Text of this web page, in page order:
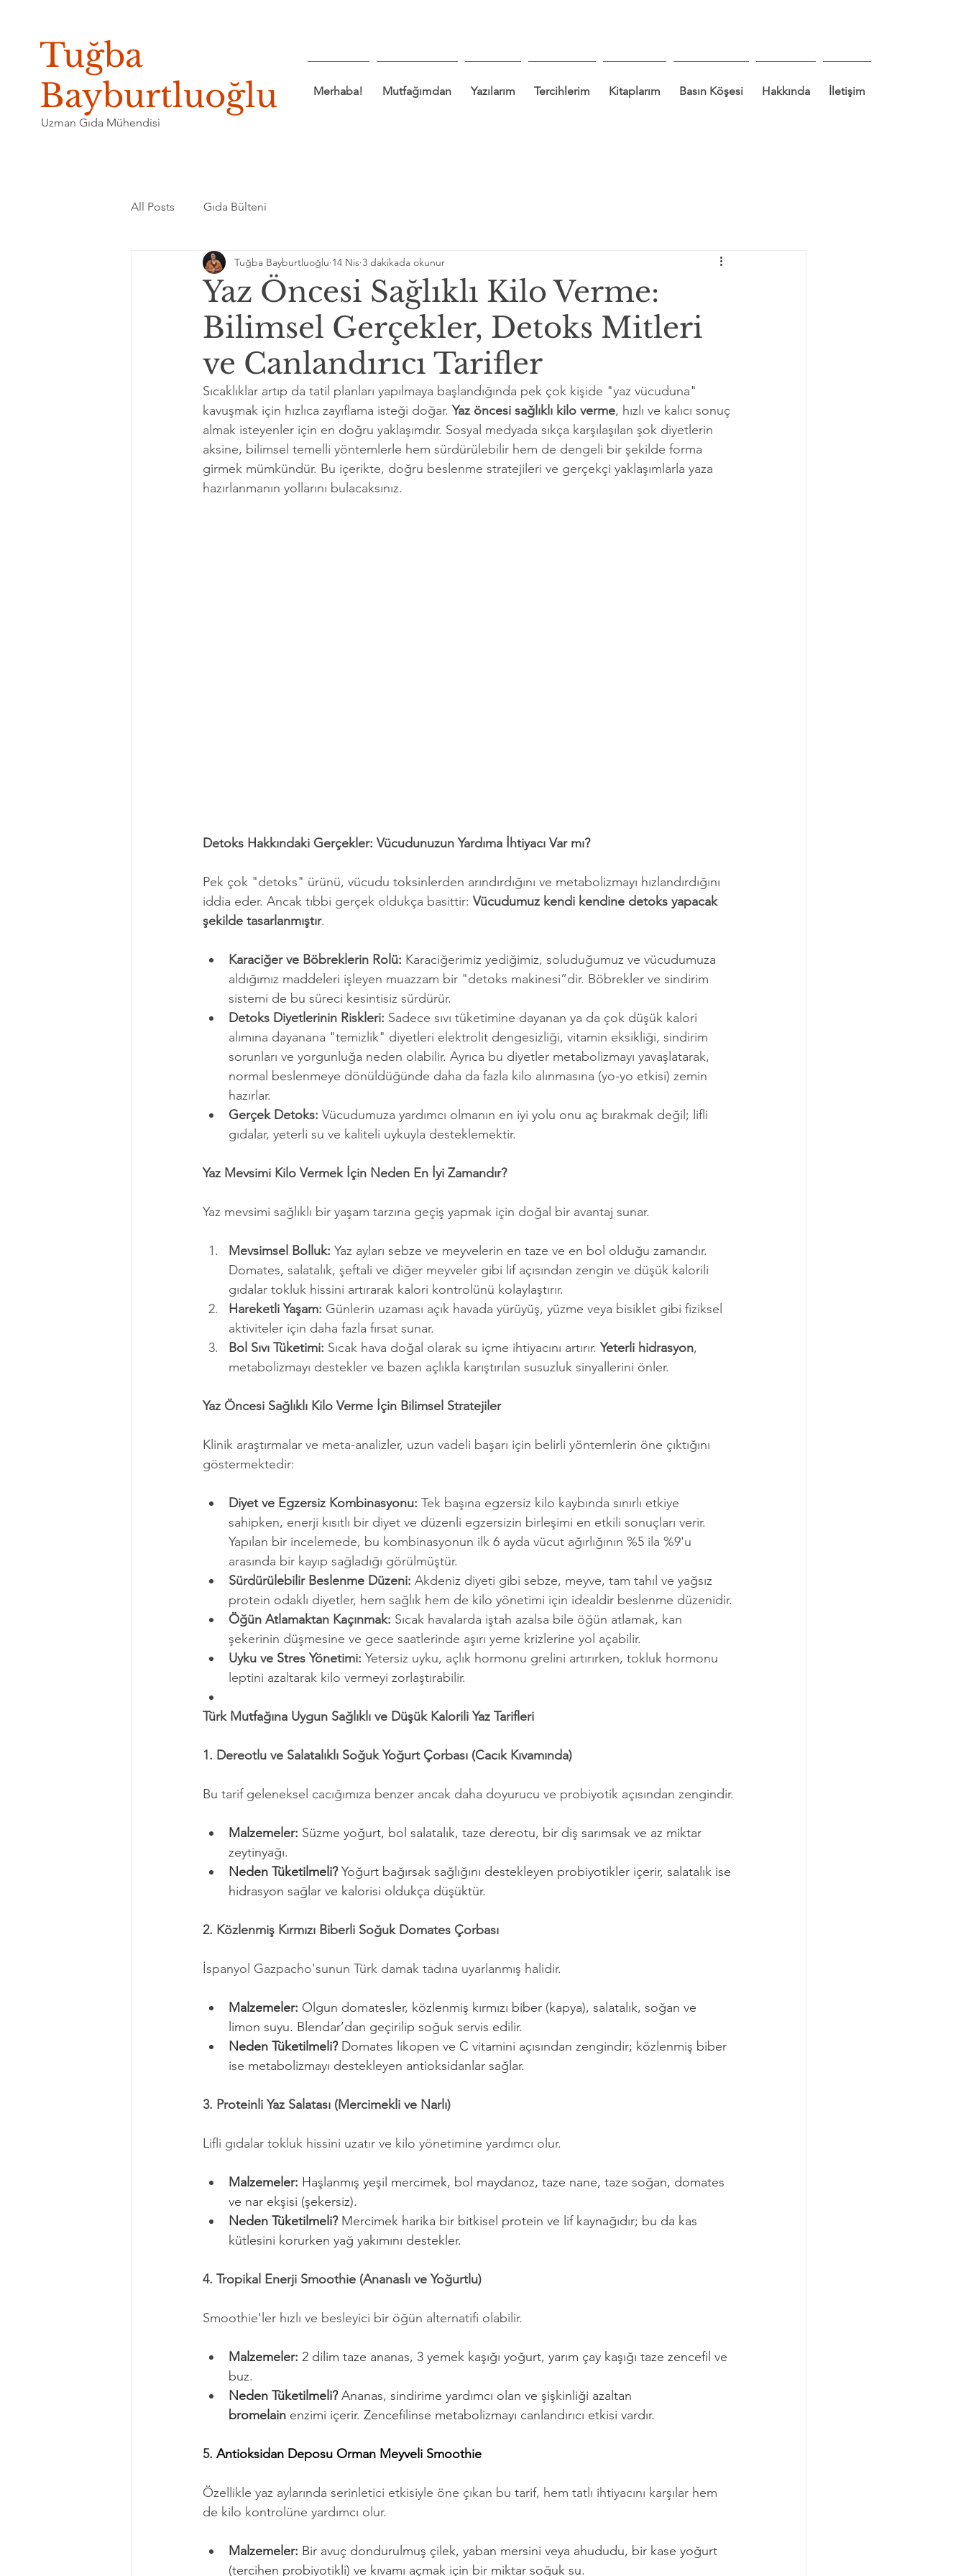
Tuğba
Bayburtluoğlu
Uzman Gıda Mühendisi
Merhaba! Mutfağımdan Yazılarım Tercihlerim Kitaplarım Basın Köşesi Hakkında İletişim
All Posts Gıda Bülteni
Yaz Öncesi Sağlıklı Kilo Verme:
Bilimsel Gerçekler, Detoks Mitleri
ve Canlandırıcı Tarifler
Tuğba Bayburtluoğlu 14 Nis 3 dakikada okunur
Sıcaklıklar artıp da tatil planları yapılmaya başlandığında pek çok kişide "yaz vücuduna"
kavuşmak için hızlıca zayıflama isteği doğar. Yaz öncesi sağlıklı kilo verme, hızlı ve kalıcı sonuç
almak isteyenler için en doğru yaklaşımdır. Sosyal medyada sıkça karşılaşılan şok diyetlerin
aksine, bilimsel temelli yöntemlerle hem sürdürülebilir hem de dengeli bir şekilde forma
girmek mümkündür. Bu içerikte, doğru beslenme stratejileri ve gerçekçi yaklaşımlarla yaza
hazırlanmanın yollarını bulacaksınız.
Detoks Hakkındaki Gerçekler: Vücudunuzun Yardıma İhtiyacı Var mı?
Pek çok "detoks" ürünü, vücudu toksinlerden arındırdığını ve metabolizmayı hızlandırdığını
iddia eder. Ancak tıbbi gerçek oldukça basittir: Vücudumuz kendi kendine detoks yapacak
şekilde tasarlanmıştır.
Karaciğer ve Böbreklerin Rolü: Karaciğerimiz yediğimiz, soluduğumuz ve vücudumuza
aldığımız maddeleri işleyen muazzam bir "detoks makinesi”dir. Böbrekler ve sindirim
sistemi de bu süreci kesintisiz sürdürür.
Detoks Diyetlerinin Riskleri: Sadece sıvı tüketimine dayanan ya da çok düşük kalori
alımına dayanana "temizlik" diyetleri elektrolit dengesizliği, vitamin eksikliği, sindirim
sorunları ve yorgunluğa neden olabilir. Ayrıca bu diyetler metabolizmayı yavaşlatarak,
normal beslenmeye dönüldüğünde daha da fazla kilo alınmasına (yo-yo etkisi) zemin
hazırlar.
Gerçek Detoks: Vücudumuza yardımcı olmanın en iyi yolu onu aç bırakmak değil; lifli
gıdalar, yeterli su ve kaliteli uykuyla desteklemektir.
Yaz Mevsimi Kilo Vermek İçin Neden En İyi Zamandır?
Yaz mevsimi sağlıklı bir yaşam tarzına geçiş yapmak için doğal bir avantaj sunar.
Mevsimsel Bolluk: Yaz ayları sebze ve meyvelerin en taze ve en bol olduğu zamandır.
Domates, salatalık, şeftali ve diğer meyveler gibi lif açısından zengin ve düşük kalorili
gıdalar tokluk hissini artırarak kalori kontrolünü kolaylaştırır.
Hareketli Yaşam: Günlerin uzaması açık havada yürüyüş, yüzme veya bisiklet gibi fiziksel
aktiviteler için daha fazla fırsat sunar.
Bol Sıvı Tüketimi: Sıcak hava doğal olarak su içme ihtiyacını artırır. Yeterli hidrasyon,
metabolizmayı destekler ve bazen açlıkla karıştırılan susuzluk sinyallerini önler.
Yaz Öncesi Sağlıklı Kilo Verme İçin Bilimsel Stratejiler
Klinik araştırmalar ve meta-analizler, uzun vadeli başarı için belirli yöntemlerin öne çıktığını
göstermektedir:
Diyet ve Egzersiz Kombinasyonu: Tek başına egzersiz kilo kaybında sınırlı etkiye
sahipken, enerji kısıtlı bir diyet ve düzenli egzersizin birleşimi en etkili sonuçları verir.
Yapılan bir incelemede, bu kombinasyonun ilk 6 ayda vücut ağırlığının %5 ila %9'u
arasında bir kayıp sağladığı görülmüştür.
Sürdürülebilir Beslenme Düzeni: Akdeniz diyeti gibi sebze, meyve, tam tahıl ve yağsız
protein odaklı diyetler, hem sağlık hem de kilo yönetimi için idealdir beslenme düzenidir.
Öğün Atlamaktan Kaçınmak: Sıcak havalarda iştah azalsa bile öğün atlamak, kan
şekerinin düşmesine ve gece saatlerinde aşırı yeme krizlerine yol açabilir.
Uyku ve Stres Yönetimi: Yetersiz uyku, açlık hormonu grelini artırırken, tokluk hormonu
leptini azaltarak kilo vermeyi zorlaştırabilir.
Türk Mutfağına Uygun Sağlıklı ve Düşük Kalorili Yaz Tarifleri
1. Dereotlu ve Salatalıklı Soğuk Yoğurt Çorbası (Cacık Kıvamında)
Bu tarif geleneksel cacığımıza benzer ancak daha doyurucu ve probiyotik açısından zengindir.
Malzemeler: Süzme yoğurt, bol salatalık, taze dereotu, bir diş sarımsak ve az miktar
zeytinyağı.
Neden Tüketilmeli? Yoğurt bağırsak sağlığını destekleyen probiyotikler içerir, salatalık ise
hidrasyon sağlar ve kalorisi oldukça düşüktür.
2. Közlenmiş Kırmızı Biberli Soğuk Domates Çorbası
İspanyol Gazpacho'sunun Türk damak tadına uyarlanmış halidir.
Malzemeler: Olgun domatesler, közlenmiş kırmızı biber (kapya), salatalık, soğan ve
limon suyu. Blendar’dan geçirilip soğuk servis edilir.
Neden Tüketilmeli? Domates likopen ve C vitamini açısından zengindir; közlenmiş biber
ise metabolizmayı destekleyen antioksidanlar sağlar.
3. Proteinli Yaz Salatası (Mercimekli ve Narlı)
Lifli gıdalar tokluk hissini uzatır ve kilo yönetimine yardımcı olur.
Malzemeler: Haşlanmış yeşil mercimek, bol maydanoz, taze nane, taze soğan, domates
ve nar ekşisi (şekersiz).
Neden Tüketilmeli? Mercimek harika bir bitkisel protein ve lif kaynağıdır; bu da kas
kütlesini korurken yağ yakımını destekler.
4. Tropikal Enerji Smoothie (Ananaslı ve Yoğurtlu)
Smoothie'ler hızlı ve besleyici bir öğün alternatifi olabilir.
Malzemeler: 2 dilim taze ananas, 3 yemek kaşığı yoğurt, yarım çay kaşığı taze zencefil ve
buz.
Neden Tüketilmeli? Ananas, sindirime yardımcı olan ve şişkinliği azaltan
bromelain enzimi içerir. Zencefilinse metabolizmayı canlandırıcı etkisi vardır.
5. Antioksidan Deposu Orman Meyveli Smoothie
Özellikle yaz aylarında serinletici etkisiyle öne çıkan bu tarif, hem tatlı ihtiyacını karşılar hem
de kilo kontrolüne yardımcı olur.
Malzemeler: Bir avuç dondurulmuş çilek, yaban mersini veya ahududu, bir kase yoğurt
(tercihen probiyotikli) ve kıvamı açmak için bir miktar soğuk su.